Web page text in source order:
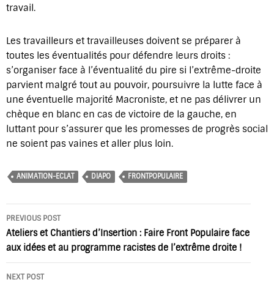
travail.
Les travailleurs et travailleuses doivent se préparer à
toutes les éventualités pour défendre leurs droits :
s’organiser face à l’éventualité du pire si l’extrême-droite
parvient malgré tout au pouvoir, poursuivre la lutte face à
une éventuelle majorité Macroniste, et ne pas délivrer un
chèque en blanc en cas de victoire de la gauche, en
luttant pour s’assurer que les promesses de progrès social
ne soient pas vaines et aller plus loin.
ANIMATION-ECLAT DIAPO FRONTPOPULAIRE
Post
navigation
PREVIOUS POST
Ateliers et Chantiers d’Insertion : Faire Front Populaire face
aux idées et au programme racistes de l’extrême droite !
NEXT POST